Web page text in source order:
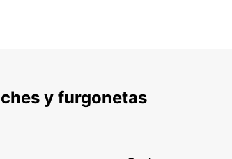
y furgonetas